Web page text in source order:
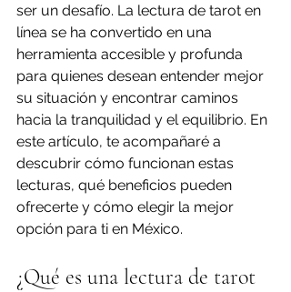
ser un desafío. La lectura de tarot en
línea se ha convertido en una
herramienta accesible y profunda
para quienes desean entender mejor
su situación y encontrar caminos
hacia la tranquilidad y el equilibrio. En
este artículo, te acompañaré a
descubrir cómo funcionan estas
lecturas, qué beneficios pueden
ofrecerte y cómo elegir la mejor
opción para ti en México.
¿Qué es una lectura de tarot